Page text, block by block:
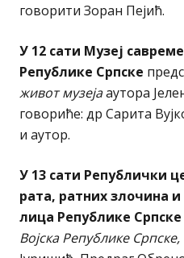
говорити Зоран Пејић.
У 12 сати Музеј
Републике Српске
живот музејааутора
говориће: др Сарита
и аутор.
У 13 сати Републички
рата, ратних злочина
лица Републике Српске
Војска Републике Српске,